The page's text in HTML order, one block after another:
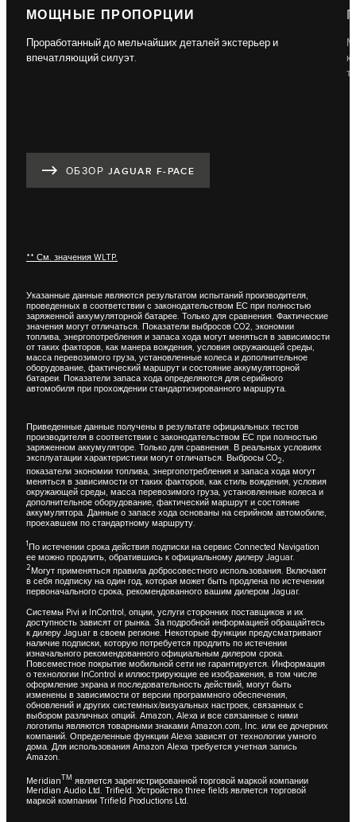
МОЩНЫЕ ПРОПОРЦИИ
Проработанный до мельчайших деталей экстерьер и
впечатляющий силуэт.
ОБЗОР JAGUAR F-PACE
** См. значения WLTP.
Указанные данные являются результатом испытаний производителя,
проведенных в соответствии с законодательством ЕС при полностью
заряженной аккумуляторной батарее. Только для сравнения. Фактические
значения могут отличаться. Показатели выбросов CO2, экономии
топлива, энергопотребления и запаса хода могут меняться в зависимости
от таких факторов, как манера вождения, условия окружающей среды,
масса перевозимого груза, установленные колеса и дополнительное
оборудование, фактический маршрут и состояние аккумуляторной
батареи. Показатели запаса хода определяются для серийного
автомобиля при прохождении стандартизированного маршрута.
Приведенные данные получены в результате официальных тестов
производителя в соответствии с законодательством ЕС при полностью
заряженном аккумуляторе. Только для сравнения. В реальных условиях
эксплуатации характеристики могут отличаться. Выбросы CO2,
показатели экономии топлива, энергопотребления и запаса хода могут
меняться в зависимости от таких факторов, как стиль вождения, условия
окружающей среды, масса перевозимого груза, установленные колеса и
дополнительное оборудование, фактический маршрут и состояние
аккумулятора. Данные о запасе хода основаны на серийном автомобиле,
проехавшем по стандартному маршруту.
1По истечении срока действия подписки на сервис Connected Navigation
ее можно продлить, обратившись к официальному дилеру Jaguar.
2Могут применяться правила добросовестного использования. Включают
в себя подписку на один год, которая может быть продлена по истечении
первоначального срока, рекомендованного вашим дилером Jaguar.
Системы Pivi и InControl, опции, услуги сторонних поставщиков и их
доступность зависят от рынка. За подробной информацией обращайтесь
к дилеру Jaguar в своем регионе. Некоторые функции предусматривают
наличие подписки, которую потребуется продлить по истечении
изначального рекомендованного официальным дилером срока.
Повсеместное покрытие мобильной сети не гарантируется. Информация
о технологии InControl и иллюстрирующие ее изображения, в том числе
оформление экрана и последовательность действий, могут быть
изменены в зависимости от версии программного обеспечения,
обновлений и других системных/визуальных настроек, связанных с
выбором различных опций. Amazon, Alexa и все связанные с ними
логотипы являются товарными знаками Amazon.com, Inc. или ее дочерних
компаний. Определенные функции Alexa зависят от технологии умного
дома. Для использования Amazon Alexa требуется учетная запись
Amazon.
MeridianТМ является зарегистрированной торговой маркой компании
Meridian Audio Ltd. Trifield. Устройство three fields является торговой
маркой компании Trifield Productions Ltd.